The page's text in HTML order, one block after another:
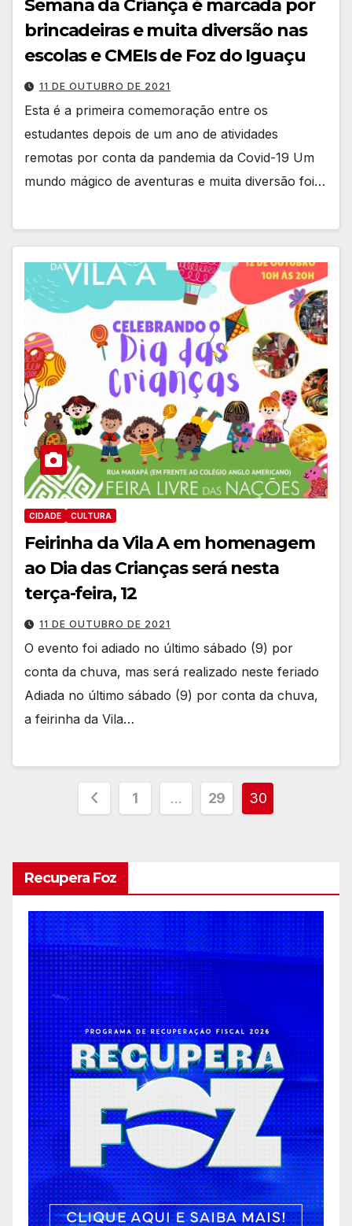
Semana da Criança é marcada por
brincadeiras e muita diversão nas
escolas e CMEIs de Foz do Iguaçu
11 DE OUTUBRO DE 2021
Esta é a primeira comemoração entre os
estudantes depois de um ano de atividades
remotas por conta da pandemia da Covid-19 Um
mundo mágico de aventuras e muita diversão foi…
CIDADE CULTURA
Feirinha da Vila A em homenagem
ao Dia das Crianças será nesta
terça-feira, 12
11 DE OUTUBRO DE 2021
O evento foi adiado no último sábado (9) por
conta da chuva, mas será realizado neste feriado
Adiada no último sábado (9) por conta da chuva,
a feirinha da Vila…
Paginação
conteúdos
1 … 29 30
Recupera Foz